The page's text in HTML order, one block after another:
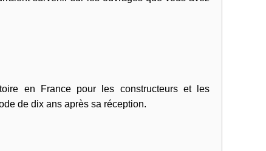
en France pour les constructeurs et les
de dix ans après sa réception.